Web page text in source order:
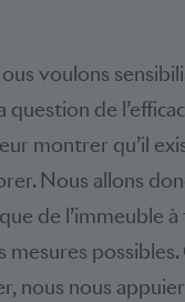
voulons
question de
montrer qu’il
Nous allons
de l’immeuble à
mesures
nous nous